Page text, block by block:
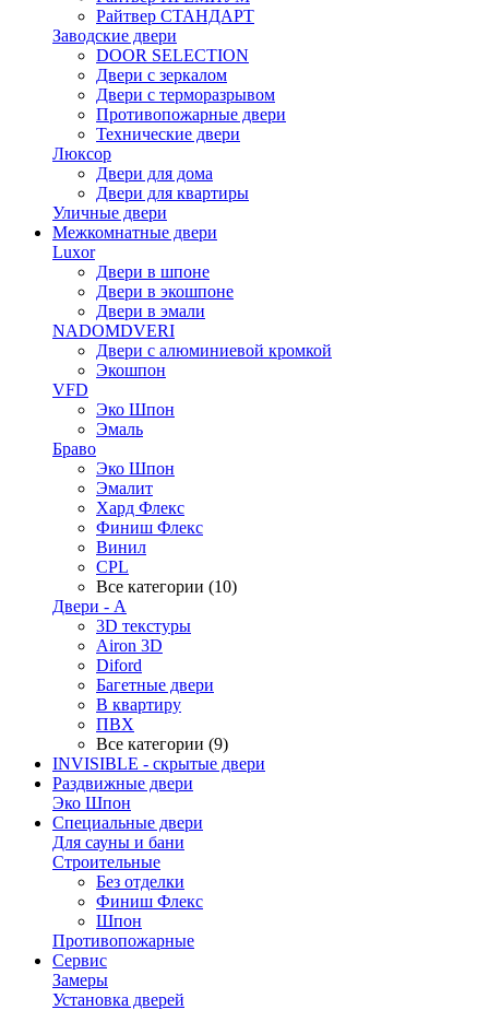
Райтвер СТАНДАРТ
Заводские двери
DOOR SELECTION
Двери с зеркалом
Двери с терморазрывом
Противопожарные двери
Технические двери
Люксор
Двери для дома
Двери для квартиры
Уличные двери
Межкомнатные двери
Luxor
Двери в шпоне
Двери в экошпоне
Двери в эмали
NADOMDVERI
Двери с алюминиевой кромкой
Экошпон
VFD
Эко Шпон
Эмаль
Браво
Эко Шпон
Эмалит
Хард Флекс
Финиш Флекс
Винил
CPL
Все категории (10)
Двери - А
3D текстуры
Airon 3D
Diford
Багетные двери
В квартиру
ПВХ
Все категории (9)
INVISIBLE - скрытые двери
Раздвижные двери
Эко Шпон
Специальные двери
Для сауны и бани
Строительные
Без отделки
Финиш Флекс
Шпон
Противопожарные
Сервис
Замеры
Установка дверей